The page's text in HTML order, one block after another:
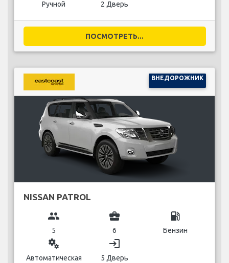
Ручной 2 Дверь
ПОСМОТРЕТЬ...
ВНЕДОРОЖНИК
NISSAN PATROL
group
5
business_center
6
local_gas_station
Бензин
miscellaneous_services
Автоматическая
login
5 Дверь